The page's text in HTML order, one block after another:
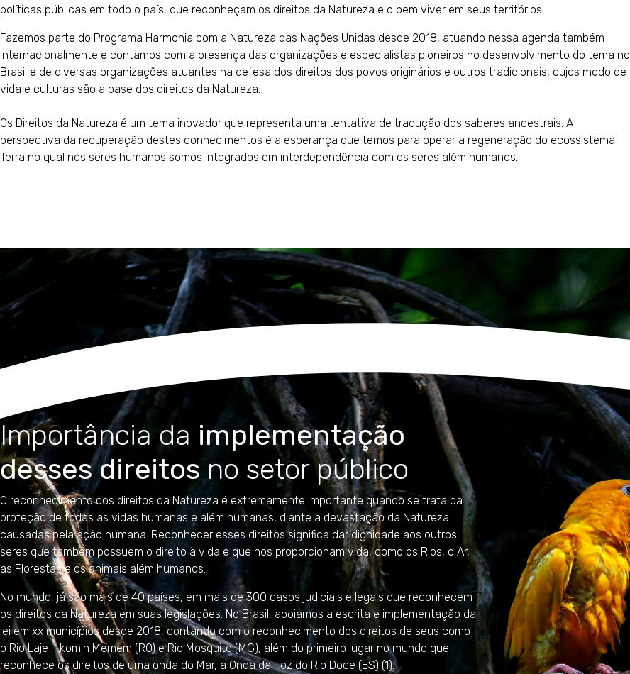
políticas públicas em todo o país, que reconheçam os direitos da Natureza e o bem viver em seus territórios.
Fazemos parte do Programa Harmonia com a Natureza das Nações Unidas desde 2018, atuando nessa agenda também
internacionalmente e contamos com a presença das organizações e especialistas pioneiros no desenvolvimento do tema no
Brasil e de diversas organizações atuantes na defesa dos direitos dos povos originários e outros tradicionais, cujos modo de
vida e culturas são a base dos direitos da Natureza.
Os Direitos da Natureza é um tema inovador que representa uma tentativa de tradução dos saberes ancestrais. A
perspectiva da recuperação destes conhecimentos é a esperança que temos para operar a regeneração do ecossistema
Terra no qual nós seres humanos somos integrados em interdependência com os seres além humanos.
Importância da implementação
desses direitosno setor público
O reconhecimento dos direitos da Natureza é extremamente importante quando se trata da
proteção de todas as vidas humanas e além humanas, diante a devastação da Natureza
causadas pela ação humana. Reconhecer esses direitos significa dar dignidade aos outros
seres que também possuem o direito à vida e que nos proporcionam vida, como os Rios, o Ar,
as Florestas e os animais além humanos.
No mundo, já são mais de 40 países, em mais de 300 casos judiciais e legais que reconhecem
os direitos da Natureza em suas legislações. No Brasil, apoiamos a escrita e implementação da
lei em xx municípios desde 2018, contando com o reconhecimento dos direitos de seus como
o Rio Laje - komin Memem (RO) e Rio Mosquito (MG), além do primeiro lugar no mundo que
reconhece os direitos de uma onda do Mar, a Onda da Foz do Rio Doce (ES) (1).